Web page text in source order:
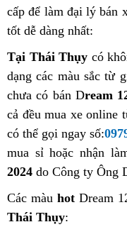
cấp để làm đại lý bán
tốt dễ dàng nhất:
Tại Thái Thụy có
dạng các màu sắc từ
chưa có bán Dream
cả đều mua xe online
có thể gọi ngay số:
mua sỉ hoặc nhận
2024 do Công ty Ông
Các màuhot Dream
Thái Thụy: